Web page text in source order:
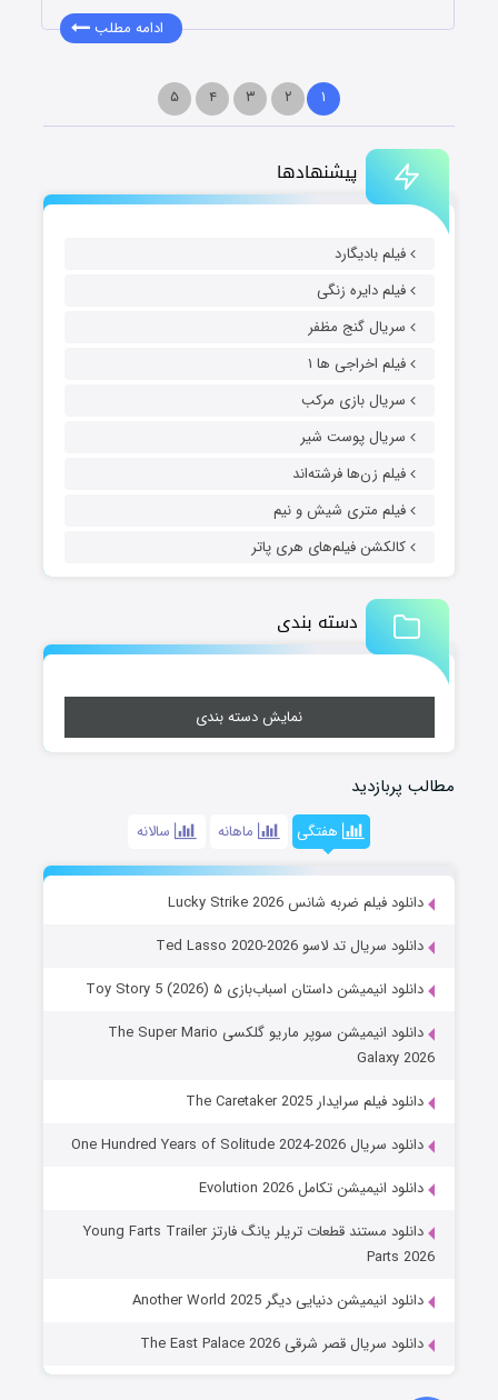
پیشنهادها
فیلم بادیگارد
فیلم دایره زنگی
سریال گنج مظفر
فیلم اخراجی ها ۱
سریال بازی مرکب
سریال پوست شیر
فیلم زن‌ها فرشته‌اند
فیلم متری شیش و نیم
کالکشن فیلم‌های هری پاتر
دسته بندی
نمایش دسته بندی
مطالب پربازدید
هفتگی ماهانه سالانه
دانلود فیلم ضربه شانس Lucky Strike 2026
دانلود سریال تد لاسو Ted Lasso 2020-2026
دانلود انیمیشن داستان اسباب‌بازی ۵ Toy Story 5 (2026)
دانلود انیمیشن سوپر ماریو گلکسی The Super Mario
Galaxy 2026
دانلود فیلم سرایدار The Caretaker 2025
دانلود سریال One Hundred Years of Solitude 2024-2026
دانلود انیمیشن تکامل Evolution 2026
دانلود مستند قطعات تریلر یانگ فارتز Young Farts Trailer
Parts 2026
دانلود انیمیشن دنیایی دیگر Another World 2025
دانلود سریال قصر شرقی The East Palace 2026
ادامه مطلب
۱ ۲ ۳ ۴ ۵